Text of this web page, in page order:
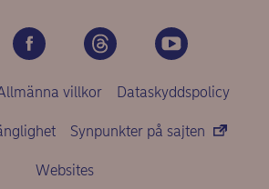
villkor Dataskyddspolicy
Synpunkter på sajten
Websites